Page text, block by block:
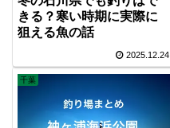
きる？寒い時期に実際に
狙える魚の話
2025.12.24
千葉